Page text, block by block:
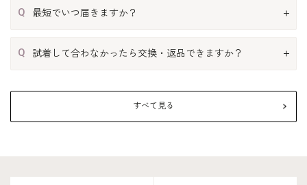
Q 最短でいつ届きますか？
Q 試着して合わなかったら交換・返品できますか？
すべて見る